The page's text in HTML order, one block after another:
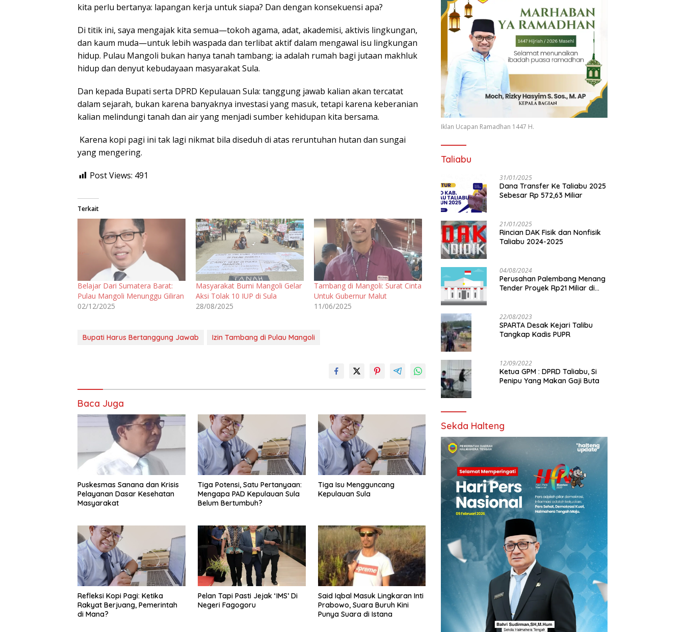
kita perlu bertanya: lapangan kerja untuk siapa? Dan dengan konsekuensi apa?
Di titik ini, saya mengajak kita semua—tokoh agama, adat, akademisi, aktivis lingkungan,
dan kaum muda—untuk lebih waspada dan terlibat aktif dalam mengawal isu lingkungan
hidup. Pulau Mangoli bukan hanya tanah tambang; ia adalah rumah bagi jutaan makhluk
hidup dan denyut kebudayaan masyarakat Sula.
Dan kepada Bupati serta DPRD Kepulauan Sula: tanggung jawab kalian akan tercatat
dalam sejarah, bukan karena banyaknya investasi yang masuk, tetapi karena keberanian
kalian melindungi tanah dan air yang menjadi sumber kehidupan kita bersama.
Karena kopi pagi ini tak lagi nikmat bila diseduh di atas reruntuhan hutan dan sungai
yang mengering.
Post Views: 491
Terkait
Belajar Dari Sumatera Barat:
Pulau Mangoli Menunggu Giliran
02/12/2025
Masyarakat Bumi Mangoli Gelar
Aksi Tolak 10 IUP di Sula
28/08/2025
Tambang di Mangoli: Surat Cinta
Untuk Gubernur Malut
11/06/2025
Bupati Harus Bertanggung Jawab Izin Tambang di Pulau Mangoli
Baca Juga
Puskesmas Sanana dan Krisis
Pelayanan Dasar Kesehatan
Masyarakat
Tiga Potensi, Satu Pertanyaan:
Mengapa PAD Kepulauan Sula
Belum Bertumbuh?
Tiga Isu Mengguncang
Kepulauan Sula
Refleksi Kopi Pagi: Ketika
Rakyat Berjuang, Pemerintah
di Mana?
Pelan Tapi Pasti Jejak ‘IMS’ Di
Negeri Fagogoru
Said Iqbal Masuk Lingkaran Inti
Prabowo, Suara Buruh Kini
Punya Suara di Istana
Iklan Ucapan Ramadhan 1447 H.
Taliabu
31/01/2025
Dana Transfer Ke Taliabu 2025
Sebesar Rp 572,63 Miliar
21/01/2025
Rincian DAK Fisik dan Nonfisik
Taliabu 2024-2025
04/08/2024
Perusahan Palembang Menang
Tender Proyek Rp21 Miliar di
22/08/2023
SPARTA Desak Kejari Talibu
Tangkap Kadis PUPR
12/09/2022
Ketua GPM : DPRD Taliabu, Si
Penipu Yang Makan Gaji Buta
Sekda Halteng